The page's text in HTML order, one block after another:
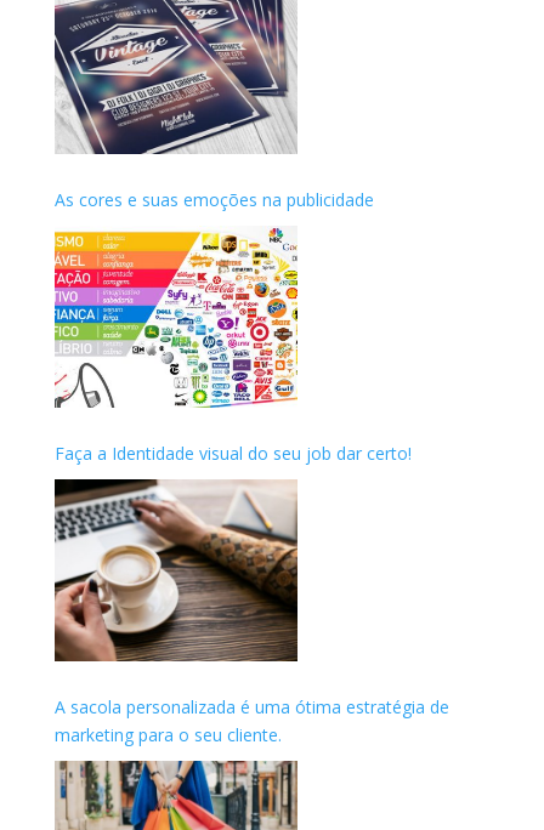
As cores e suas emoções na publicidade
Faça a Identidade visual do seu job dar certo!
A sacola personalizada é uma ótima estratégia de
marketing para o seu cliente.